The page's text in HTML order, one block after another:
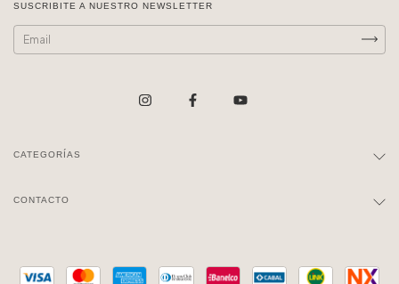
SUSCRIBITE A NUESTRO NEWSLETTER
CATEGORÍAS
CONTACTO